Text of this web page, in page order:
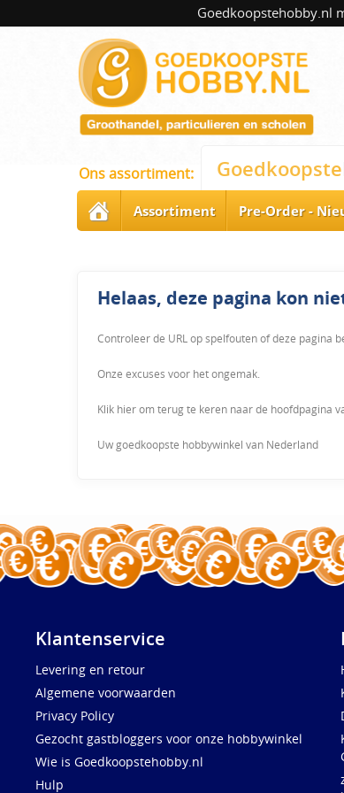
Goedkoopstehobby.nl
Ons assortiment: Goedkoopste
Assortiment Pre-Order -
Helaas, deze pagina kon
Controleer de URL op spelfouten of deze pagina
Onze excuses voor het ongemak.
Klik hier om terug te keren naar de hoofdpagina
Uw goedkoopste hobbywinkel van Nederland
Klantenservice
Levering en retour
Algemene voorwaarden
Privacy Policy
Gezocht gastbloggers voor onze hobbywinkel
Wie is Goedkoopstehobby.nl
Hulp